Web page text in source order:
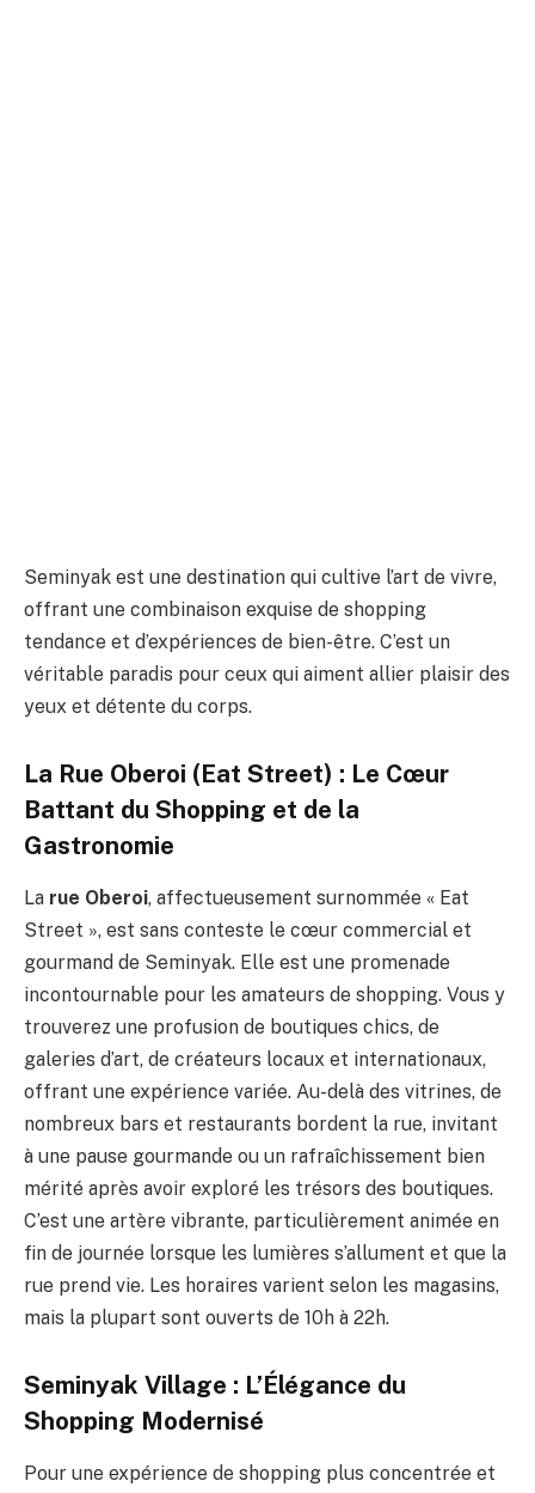
Seminyak est une destination qui cultive l’art de vivre,
offrant une combinaison exquise de shopping
tendance et d’expériences de bien-être. C’est un
véritable paradis pour ceux qui aiment allier plaisir des
yeux et détente du corps.
La Rue Oberoi (Eat Street) : Le Cœur
Battant du Shopping et de la
Gastronomie
La rue Oberoi, affectueusement surnommée « Eat
Street », est sans conteste le cœur commercial et
gourmand de Seminyak. Elle est une promenade
incontournable pour les amateurs de shopping. Vous y
trouverez une profusion de boutiques chics, de
galeries d’art, de créateurs locaux et internationaux,
offrant une expérience variée. Au-delà des vitrines, de
nombreux bars et restaurants bordent la rue, invitant
à une pause gourmande ou un rafraîchissement bien
mérité après avoir exploré les trésors des boutiques.
C’est une artère vibrante, particulièrement animée en
fin de journée lorsque les lumières s’allument et que la
rue prend vie. Les horaires varient selon les magasins,
mais la plupart sont ouverts de 10h à 22h.
Seminyak Village : L’Élégance du
Shopping Modernisé
Pour une expérience de shopping plus concentrée et